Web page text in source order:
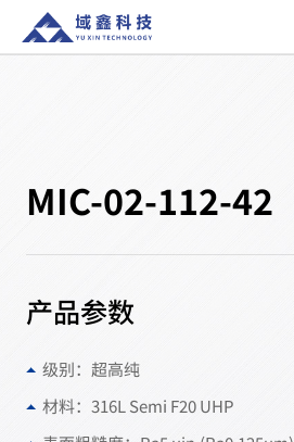
MIC-
02-
112-
MIC-02-112-42
产品参数
级别：超高纯
材料：316L Semi F20 UHP